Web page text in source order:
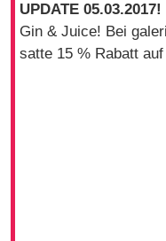
UPDATE 05.03.2017!
Gin & Juice! Bei
satte 15 % Rabatt